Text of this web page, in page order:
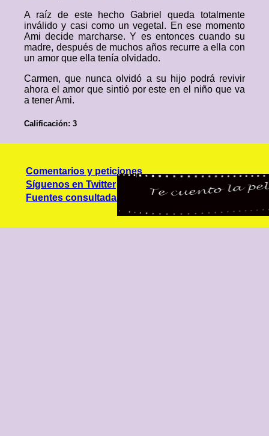
A raíz de este hecho Gabriel queda totalmente
inválido y casi como un vegetal. En ese momento
Ami decide marcharse. Y es entonces cuando su
madre, después de muchos años recurre a ella con
un amor que ella tenía olvidado.
Carmen, que nunca olvidó a su hijo podrá revivir
ahora el amor que sintió por este en el niño que va
a tener Ami.
Calificación: 3
Comentarios y peticiones
Síguenos en Twitter
Fuentes consultadas